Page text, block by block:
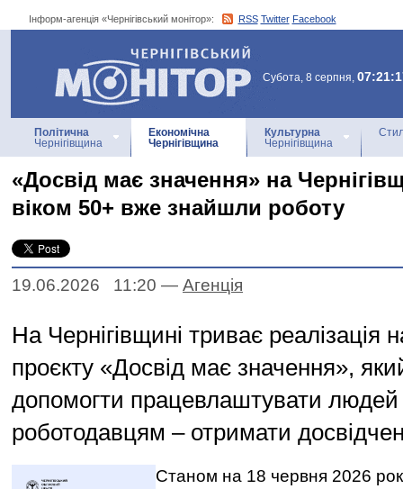
Інформ-агенція «Чернігівський монітор»: RSS Twitter Facebook
Інформ-агенція
«Чернігівський монітор»
Субота, 8 серпня,
Політична
Чернігівщина
Економічна
Чернігівщина
Культурна
Чернігівщина
«Досвід має значення» на
віком 50+ вже знайшли роботу
19.06.2026 11:20 — Агенцiя
На Чернігівщині триває реалізація
проєкту «Досвід має значення»,
допомогти працевлаштувати людей
роботодавцям – отримати
Станом на 18 червня 2026 року